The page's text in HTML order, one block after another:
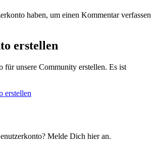
haben, um einen Kommentar verfassen
erstellen
für unsere Community erstellen. Es ist
erstellen
Melde Dich hier an.